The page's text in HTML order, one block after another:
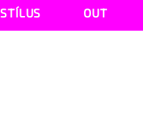
STÍLUS OUT